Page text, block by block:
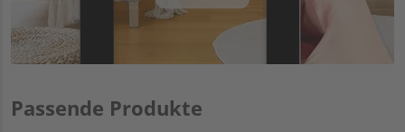
Passende Produkte